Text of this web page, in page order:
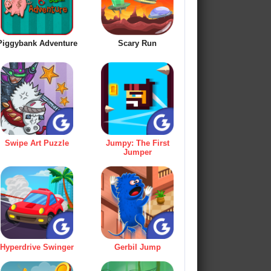
Adventure Scary Run
Swipe Art Puzzle
Jumpy: The First
Jumper
Hyperdrive Swinger Gerbil Jump